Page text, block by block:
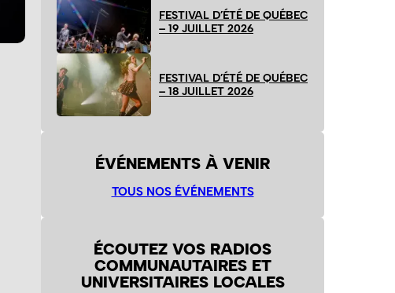
FESTIVAL D’ÉTÉ DE QUÉBEC
– 19 JUILLET 2026
FESTIVAL D’ÉTÉ DE QUÉBEC
– 18 JUILLET 2026
ÉVÉNEMENTS À VENIR
TOUS NOS ÉVÉNEMENTS
ÉCOUTEZ VOS RADIOS
COMMUNAUTAIRES ET
UNIVERSITAIRES LOCALES